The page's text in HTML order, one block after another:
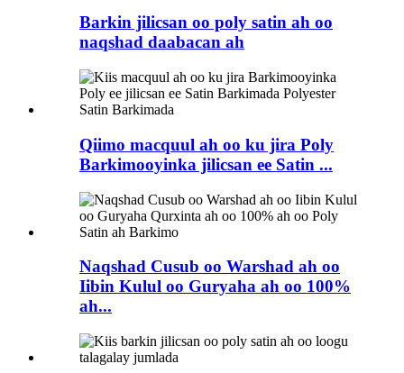
Barkin jilicsan oo poly satin ah oo
naqshad daabacan ah
Qiimo macquul ah oo ku jira Poly
Barkimooyinka jilicsan ee Satin ...
Naqshad Cusub oo Warshad ah oo
Iibin Kulul oo Guryaha ah oo 100%
ah...